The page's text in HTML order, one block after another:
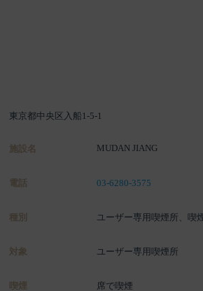
東京都中央区入船1-5-1
施設名 MUDAN JIANG
電話 03-6280-3575
種別 ユーザー専用喫煙所、喫
対象 ユーザー専用喫煙所
喫煙 席で喫煙